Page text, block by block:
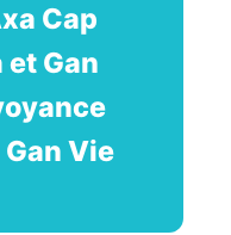
Cap
Gan
Vie